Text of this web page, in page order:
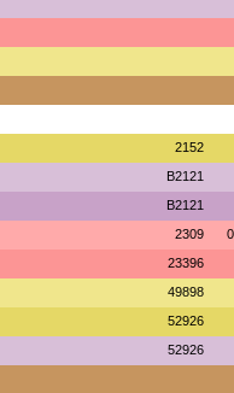
2152
B2121
B2121
2309
23396
49898
52926
52926